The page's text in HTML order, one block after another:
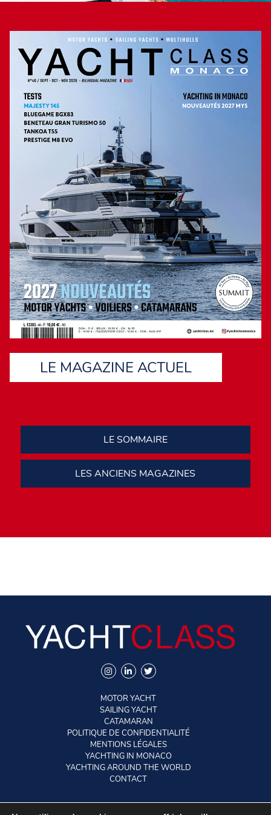
Pour les manœuvres, le silence moteur permet
Pendant que le Leopard 46 poursuit sa route, on en profite
pour se déplacer et prendre pied sur un bateau au plan de
pont à niveaux qui nécessitera une petite acclimatation. Il
faut prendre garde aux haubans lorsque l’on emprunte les
passavants. L’espace intérieur est aussi agréable en
navigation qu’au mouillage : la ventilation et la vision
panoramique seront très appréciés des navigants. Une fois
les voiles affalées, place à la propulsion électrique pour se
diriger vers le port : à 6,5 nœuds, l’autonomie indique
2 h 10, et 1 h 10 à pleine vitesse soit 8,4 nœuds. Il faut
reconnaître le plaisir d’effectuer les manœuvres dans un
silence permettant une meilleure communication à bord, et
envisager une grande autonomie au mouillage sans troubler
le calme environnant par la mise en route d’un générateur.
On se projette donc très facilement sur le Leopard 46
Electric Drive entouré d’amis ou de famille : ses
aménagements et son esprit sécurisé sont des atouts de
poids, notamment pour ceux désireux d’embarquer des plus
jeunes. Son esthétique, sa facilité de navigation, le plaisir
partagé à la barre et la possibilité de naviguer en silence
sont d’autres arguments en faveur de ce nouveau
multicoque sud-africain.
LE MAGAZINE ACTUEL
LE SOMMAIRE
LES ANCIENS MAGAZINES
MOTOR YACHT
SAILING YACHT
CATAMARAN
POLITIQUE DE CONFIDENTIALITÉ
MENTIONS LÉGALES
YACHTING IN MONACO
YACHTING AROUND THE WORLD
CONTACT